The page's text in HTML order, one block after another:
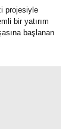
projesiyle
bir yatırım
başlanan